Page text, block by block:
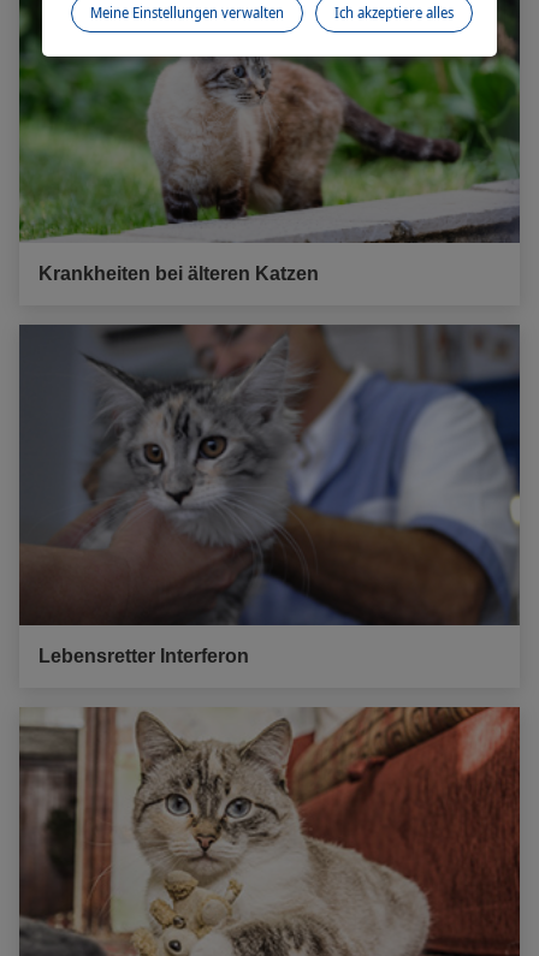
Krankheiten bei älteren Katzen
Lebensretter Interferon
Ich akzeptiere alles
Meine Einstellungen verwalten